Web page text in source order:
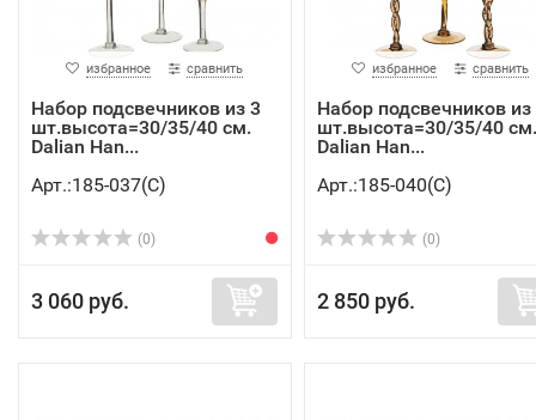
избранное сравнить
Набор подсвечников из 3
шт.высота=30/35/40 см.
Dalian Han...
Арт.:185-037(C)
(0)
3 060 руб.
избранное сравнить
Набор подсвечников из
шт.высота=30/35/40 см.
Dalian Han...
Арт.:185-040(C)
(0)
2 850 руб.